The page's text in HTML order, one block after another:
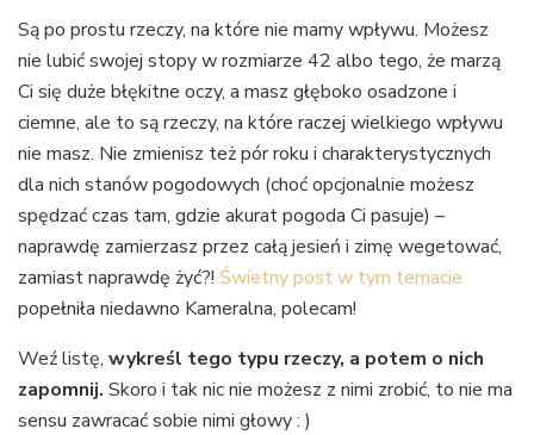
Są po prostu rzeczy, na które nie mamy wpływu. Możesz
nie lubić swojej stopy w rozmiarze 42 albo tego, że marzą
Ci się duże błękitne oczy, a masz głęboko osadzone i
ciemne, ale to są rzeczy, na które raczej wielkiego wpływu
nie masz. Nie zmienisz też pór roku i charakterystycznych
dla nich stanów pogodowych (choć opcjonalnie możesz
spędzać czas tam, gdzie akurat pogoda Ci pasuje) –
naprawdę zamierzasz przez całą jesień i zimę wegetować,
zamiast naprawdę żyć?! Świetny post w tym temacie
popełniła niedawno Kameralna, polecam!
Weź listę, wykreśl tego typu rzeczy, a potem o nich
zapomnij. Skoro i tak nic nie możesz z nimi zrobić, to nie ma
sensu zawracać sobie nimi głowy : )